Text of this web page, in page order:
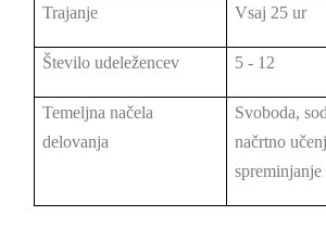
Trajanje Vsaj 25 ur
Število udeležencev 5 - 12
Temeljna načela
delovanja
Svoboda,
načrtno